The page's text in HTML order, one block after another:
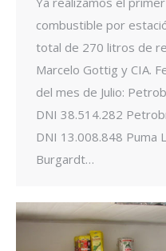
combustible por
total de 270 litros de
Marcelo Gottig y CIA.
del mes de Julio:
DNI 38.514.282
DNI 13.008.848 Puma
Burgardt…